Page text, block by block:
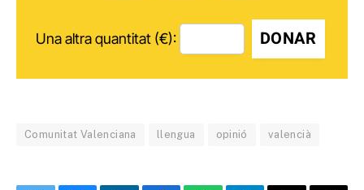
Una altra quantitat (€): DONAR
Comunitat Valenciana llengua opinió valencià